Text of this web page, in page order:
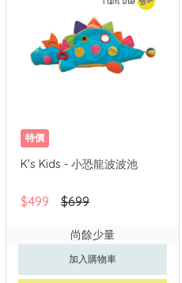
特價
K's Kids - 小恐龍波波池
$499 $699
尚餘少量
加入購物車